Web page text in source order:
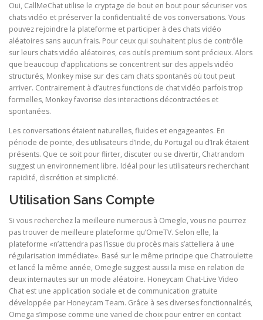
Oui, CallMeChat utilise le cryptage de bout en bout pour sécuriser vos
chats vidéo et préserver la confidentialité de vos conversations. Vous
pouvez rejoindre la plateforme et participer à des chats vidéo
aléatoires sans aucun frais. Pour ceux qui souhaitent plus de contrôle
sur leurs chats vidéo aléatoires, ces outils premium sont précieux. Alors
que beaucoup d’applications se concentrent sur des appels vidéo
structurés, Monkey mise sur des cam chats spontanés où tout peut
arriver. Contrairement à d’autres functions de chat vidéo parfois trop
formelles, Monkey favorise des interactions décontractées et
spontanées.
Les conversations étaient naturelles, fluides et engageantes. En
période de pointe, des utilisateurs d’Inde, du Portugal ou d’Irak étaient
présents. Que ce soit pour flirter, discuter ou se divertir, Chatrandom
suggest un environnement libre. Idéal pour les utilisateurs recherchant
rapidité, discrétion et simplicité.
Utilisation Sans Compte
Si vous recherchez la meilleure numerous à Omegle, vous ne pourrez
pas trouver de meilleure plateforme qu’OmeTV. Selon elle, la
plateforme «n’attendra pas l’issue du procès mais s’attellera à une
régularisation immédiate». Basé sur le même principe que Chatroulette
et lancé la même année, Omegle suggest aussi la mise en relation de
deux internautes sur un mode aléatoire. Honeycam Chat-Live Video
Chat est une application sociale et de communication gratuite
développée par Honeycam Team. Grâce à ses diverses fonctionnalités,
Omega s’impose comme une varied de choix pour entrer en contact